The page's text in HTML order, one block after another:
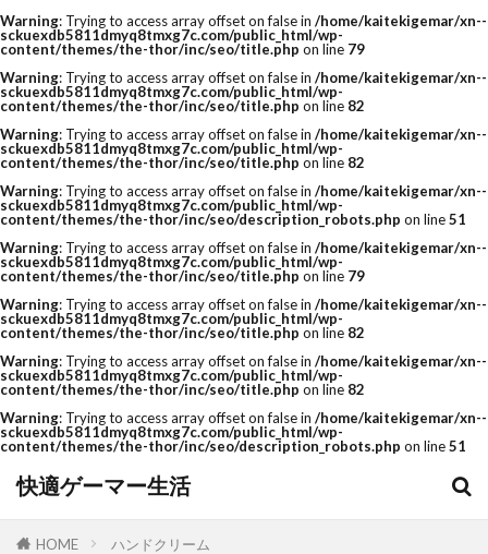
Warning: Trying to access array offset on false in /home/kaitekigemar/xn--
sckuexdb5811dmyq8tmxg7c.com/public_html/wp-
content/themes/the-thor/inc/seo/title.php on line 79
Warning: Trying to access array offset on false in /home/kaitekigemar/xn--
sckuexdb5811dmyq8tmxg7c.com/public_html/wp-
content/themes/the-thor/inc/seo/title.php on line 82
Warning: Trying to access array offset on false in /home/kaitekigemar/xn--
sckuexdb5811dmyq8tmxg7c.com/public_html/wp-
content/themes/the-thor/inc/seo/title.php on line 82
Warning: Trying to access array offset on false in /home/kaitekigemar/xn--
sckuexdb5811dmyq8tmxg7c.com/public_html/wp-
content/themes/the-thor/inc/seo/description_robots.php on line51
Warning: Trying to access array offset on false in /home/kaitekigemar/xn--
sckuexdb5811dmyq8tmxg7c.com/public_html/wp-
content/themes/the-thor/inc/seo/title.php on line 79
Warning: Trying to access array offset on false in /home/kaitekigemar/xn--
sckuexdb5811dmyq8tmxg7c.com/public_html/wp-
content/themes/the-thor/inc/seo/title.php on line 82
Warning: Trying to access array offset on false in /home/kaitekigemar/xn--
sckuexdb5811dmyq8tmxg7c.com/public_html/wp-
content/themes/the-thor/inc/seo/title.php on line 82
Warning: Trying to access array offset on false in /home/kaitekigemar/xn--
sckuexdb5811dmyq8tmxg7c.com/public_html/wp-
content/themes/the-thor/inc/seo/description_robots.php on line51
快適ゲーマー生活
HOME ハンドクリーム